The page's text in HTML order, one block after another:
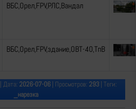
ВБС,Орел,FPV,РЛС,Вандал
ВБС,Орел,FPV,здание,ОВТ-40,ТпВ
| Дата: 2026-07-06 | Просмотров: 293 | Теги:
_нарезка